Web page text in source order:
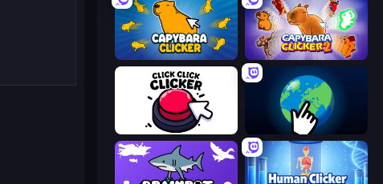
Capybara Clicker Capybara Clicker 2
Click Click Clicker Planet Clicker 2